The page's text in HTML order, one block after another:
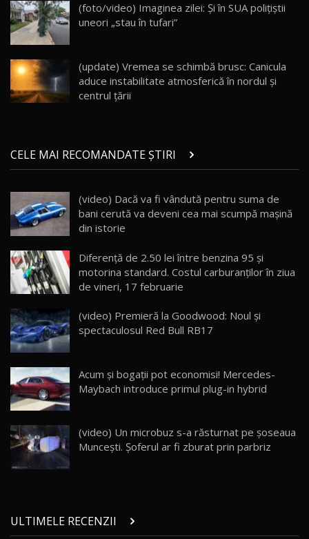
30:08
AutoBlog.MD
23:36
20
Noul ZEEKR 7X / Test Drive AutoBlog.MD
29:08
21
Micul BYD Dolphin Surf / Test Drive
AutoBlog.MD
16:59
22
Noua Mazda 6e / Test Drive AutoBlog.MD
26:59
23
Lynk & Co 01 / Test Drive AutoBlog.MD
25:19
24
ZEEKR 009: Cel mai Performant și Confortabil
Van Electric Testat în Moldova / AutoBlog.MD
26:38
25
mai Exclusiv și Puternic Defender Testat în
Moldova
32:21
26
AutoBlog.MD
10:57
28
Noul Geely Monjaro 2025! Mai ieftin și mai
dotat / Test Drive AutoBlog.MD
(foto/video) Imaginea zilei: Și în SUA polițiștii
uneori „stau în tufari”
(update) Vremea se schimbă brusc: Canicula
aduce instabilitate atmosferică în nordul și
centrul țării
CELE MAI RECOMANDATE ȘTIRI
(video) Dacă va fi vândută pentru suma de
bani cerută va deveni cea mai scumpă maşină
din istorie
Diferență de 2.50 lei între benzina 95 şi
motorina standard. Costul carburanților în ziua
de vineri, 17 februarie
(video) Premieră la Goodwood: Noul și
spectaculosul Red Bull RB17
Acum şi bogaţii pot economisi! Mercedes-
Maybach introduce primul plug-in hybrid
(video) Un microbuz s-a răsturnat pe șoseaua
Muncești. Șoferul ar fi zburat prin parbriz
ULTIMELE RECENZII